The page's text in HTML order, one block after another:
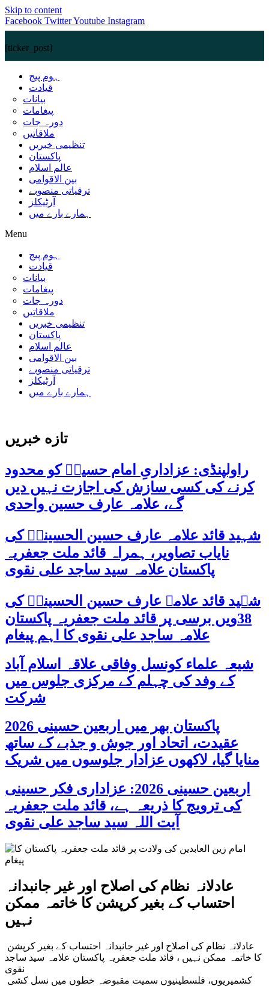
Skip to content
Facebook TwitterYoutube Instagram
[ticker_post]
ہوم پیج
قیادت
بیانات
پیغامات
دورہ جات
ملاقاتیں
تنظیمی خبریں
پاکستان
عالم اسلام
بین الاقوامی
ترقیاتی منصوبے
آرٹیکلز
ہمارے بارے میں
Menu
ہوم پیج
قیادت
بیانات
پیغامات
دورہ جات
ملاقاتیں
تنظیمی خبریں
پاکستان
عالم اسلام
بین الاقوامی
ترقیاتی منصوبے
آرٹیکلز
ہمارے بارے میں
تازه خبریں
راولپنڈی: عزاداریِ امام حسینؑ کو محدود
کرنے کی کسی سازش کی اجازت نہیں دیں
گے، علامہ عارف حسین واحدی
شہید قائد علامہ عارف حسین الحسینیؒ کی
نایاب تصاویر، ہمراہ قائد ملت جعفریہ
پاکستان علامہ سید ساجد علی نقوی
شہید قائد علامہ عارف حسین الحسینیؒ کی
38ویں برسی پر قائد ملت جعفریہ پاکستان
علامہ ساجد علی نقوی کا اہم پیغام
شیعہ علماء کونسل وفاقی علاقہ اسلام آباد
کے وفد کی چہلم کے مرکزی جلوس میں
شرکت
پاکستان بھر میں اربعین حسینی 2026
عقیدت، اتحاد اور جوش و جذبے کے ساتھ
منایا گیا، لاکھوں عزادار جلوسوں میں شریک
اربعین حسینی 2026: عزاداری فکر حسینی
کی ترویج کا ذریعہ ہے، قائد ملت جعفریہ
آیت اللہ سید ساجد علی نقوی
عادلانہ نظام کی اصلاح اور غیر جانبدانہ
احتساب کے بغیر کرپشن کا خاتمہ ممکن
نہیں
کا خاتمہ ممکن نہیں ، قائد ملت جعفریہ پاکستان علامہ سید ساجد
نقوی